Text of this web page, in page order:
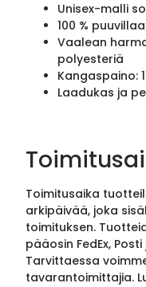
Unisex-malli
100 % puuvillaa
Vaalean
polyesteriä
Kangaspaino:
Laadukas ja
Toimitusaika
arkipäivää, joka
toimituksen.
pääosin FedEx,
Tarvittaessa
tavarantoimittajia.